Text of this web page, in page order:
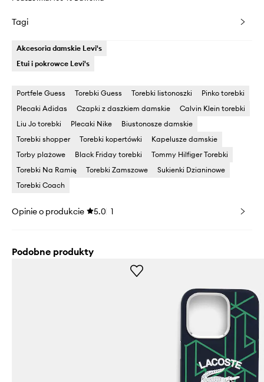
Tagi
Akcesoria damskie Levi's
Etui i pokrowce Levi's
Portfele Guess Torebki Guess Torebki listonoszki
Pinko torebki
Plecaki Adidas
Czapki z daszkiem damskie
Calvin Klein torebki
Liu Jo torebki
Plecaki Nike
Biustonosze damskie
Torebki shopper
Torebki kopertówki
Kapelusze damskie
Torby plażowe
Black Friday torebki
Tommy Hilfiger Torebki
Torebki Na Ramię
Torebki Zamszowe
Sukienki Dzianinowe
Torebki Coach
Opinie o produkcie 5.0 1
Podobne produkty